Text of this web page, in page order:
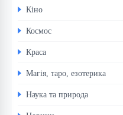
Кіно
Космос
Краса
Магія, таро, езотерика
Наука та природа